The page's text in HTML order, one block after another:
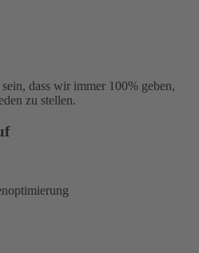
dass wir immer 100% geben,
zu stellen.